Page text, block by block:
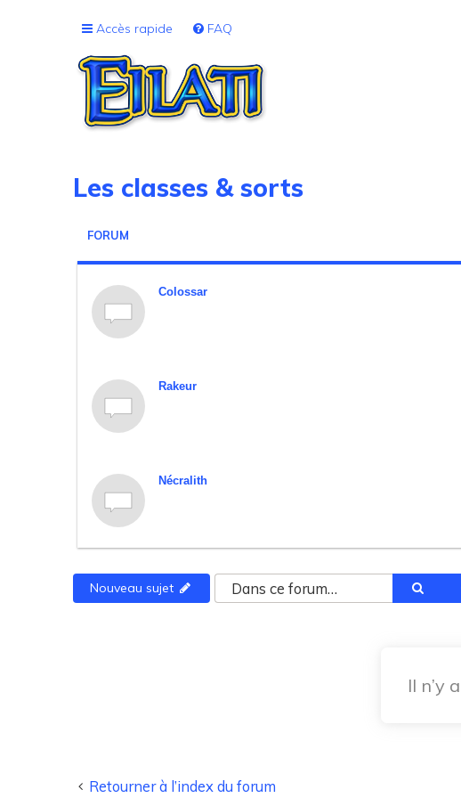
Accès rapide FAQ
Les classes & sorts
FORUM
Colossar
Rakeur
Nécralith
Nouveau sujet
Il n’y
Retourner à l’index du forum